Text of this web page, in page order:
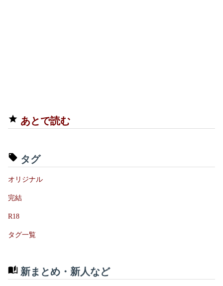
あとで読む
タグ
オリジナル
完結
R18
タグ一覧
新まとめ・新人など